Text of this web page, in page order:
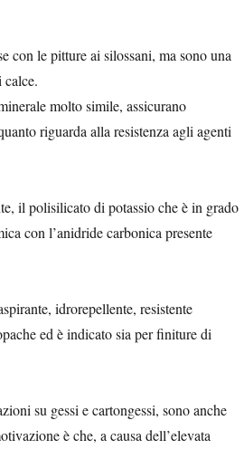
con le pitture ai silossani, ma sono una
calce.
molto simile, assicurano
riguarda alla resistenza agli agenti
il polisilicato di potassio che è in grado
con l’anidride carbonica presente
idrorepellente, resistente
ed è indicato sia per finiture di
su gessi e cartongessi, sono anche
è che, a causa dell’elevata